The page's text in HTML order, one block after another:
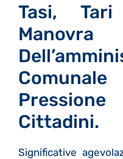
Tasi,
Cittadini.
Significative